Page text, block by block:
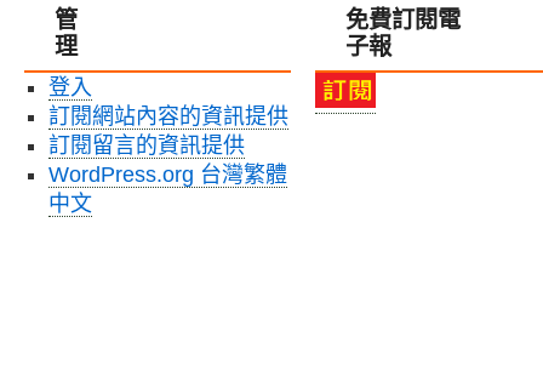
訂
妹
校〉
中
綻
芒〉
管
理
登入
訂閱網站內容的資訊提供
訂閱留言的資訊提供
WordPress.org 台灣繁體
中文
免費訂閱電
子報